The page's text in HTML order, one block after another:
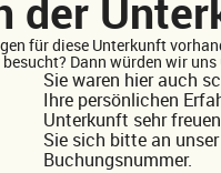
für diese Unterkunft
Dann würden wir
Sie waren hier auch
Ihre persönlichen
Unterkunft sehr
Sie sich bitte an
Buchungsnummer.